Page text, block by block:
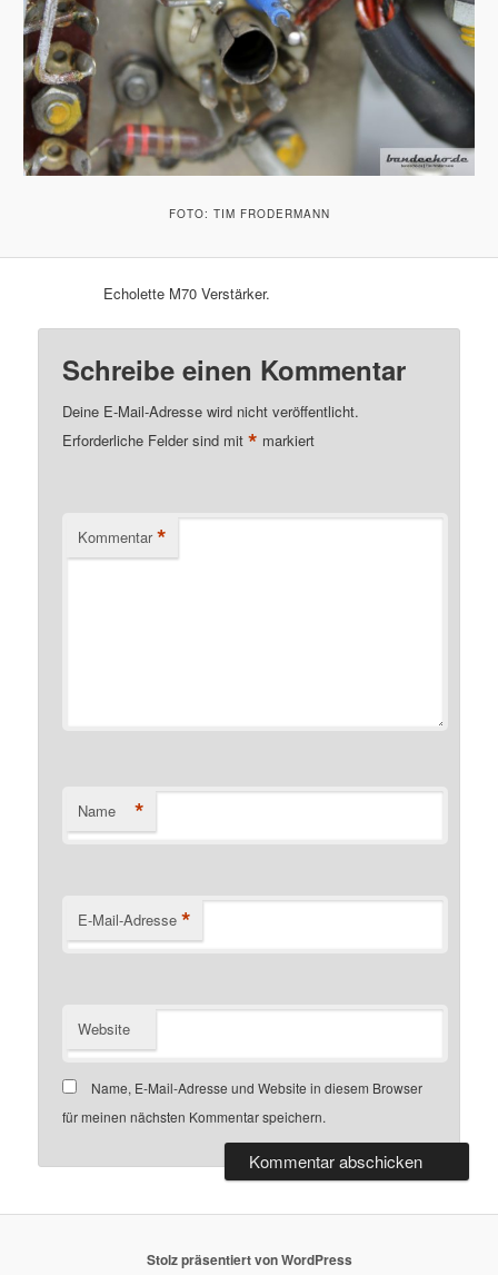
FOTO: TIM FRODERMANN
Echolette M70 Verstärker.
Schreibe einen Kommentar
Deine E-Mail-Adresse wird nicht veröffentlicht.
Erforderliche Felder sind mit* markiert
Kommentar *
Name *
E-Mail-Adresse *
Website
Name, E-Mail-Adresse und Website in diesem Browser
für meinen nächsten Kommentar speichern.
Stolz präsentiert von WordPress